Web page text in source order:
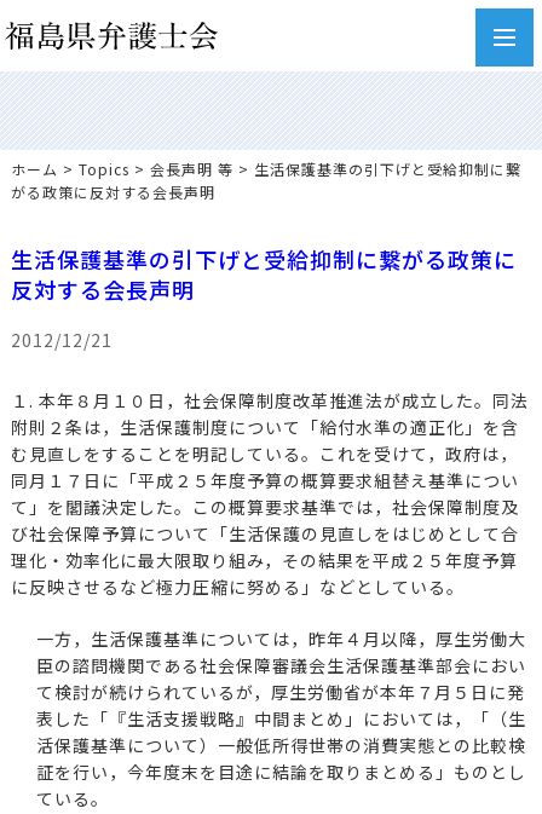
ホーム > Topics > 会長声明 等 > 生活保護基準の引下げと受給抑制に繋
がる政策に反対する会長声明
生活保護基準の引下げと受給抑制に繋がる政策に
反対する会長声明
2012/12/21
１. 本年８月１０日，社会保障制度改革推進法が成立した。同法
附則２条は，生活保護制度について「給付水準の適正化」を含
む見直しをすることを明記している。これを受けて，政府は，
同月１７日に「平成２５年度予算の概算要求組替え基準につい
て」を閣議決定した。この概算要求基準では，社会保障制度及
び社会保障予算について「生活保護の見直しをはじめとして合
理化・効率化に最大限取り組み，その結果を平成２５年度予算
に反映させるなど極力圧縮に努める」などとしている。
一方，生活保護基準については，昨年４月以降，厚生労働大
臣の諮問機関である社会保障審議会生活保護基準部会におい
て検討が続けられているが，厚生労働省が本年７月５日に発
表した「『生活支援戦略』中間まとめ」においては，「（生
活保護基準について）一般低所得世帯の消費実態との比較検
証を行い，今年度末を目途に結論を取りまとめる」ものとし
ている。